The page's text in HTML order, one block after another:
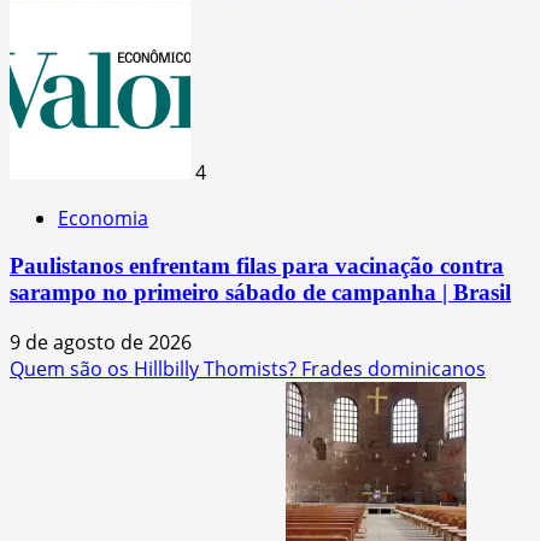
4
Economia
Paulistanos enfrentam filas para vacinação contra
sarampo no primeiro sábado de campanha | Brasil
9 de agosto de 2026
Quem são os Hillbilly Thomists? Frades dominicanos